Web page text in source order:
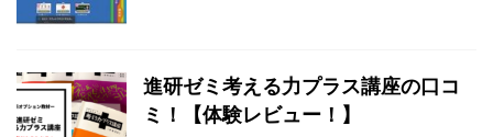
進研ゼミ考える力プラス講座の口コ
ミ！【体験レビュー！】